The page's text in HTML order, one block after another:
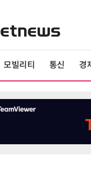
모빌리티 통신 경